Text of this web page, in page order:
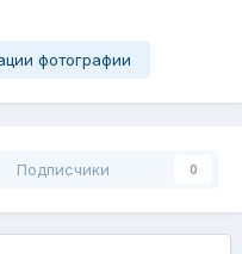
фотографии
Подписчики 0